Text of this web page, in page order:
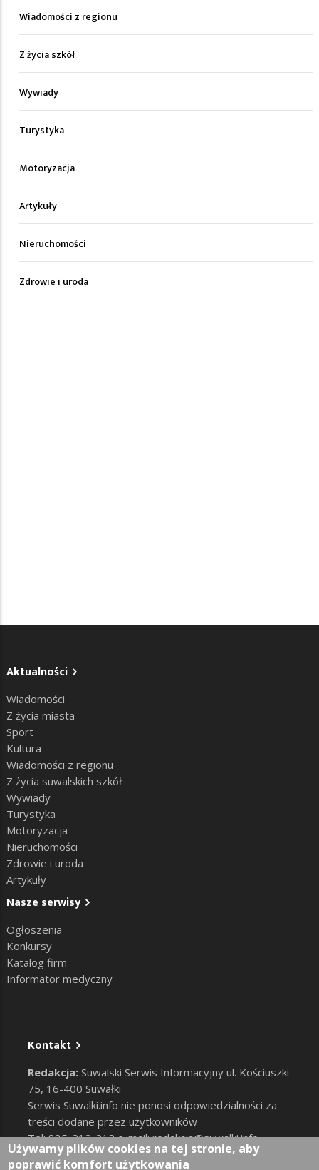
Wiadomości z regionu
Z życia szkół
Wywiady
Turystyka
Motoryzacja
Artykuły
Nieruchomości
Zdrowie i uroda
Aktualności
Wiadomości
Z życia miasta
Sport
Kultura
Wiadomości z regionu
Z życia suwalskich szkół
Wywiady
Turystyka
Motoryzacja
Nieruchomości
Zdrowie i uroda
Artykuły
Nasze serwisy
Ogłoszenia
Konkursy
Katalog firm
Informator medyczny
Kontakt
Redakcja: Suwalski Serwis Informacyjny ul. Kościuszki
75, 16-400 Suwałki
Serwis Suwalki.info nie ponosi odpowiedzialności za
treści dodane przez użytkowników
Tel: 885-212-212 e-mail:redakcja@suwalki.info,
reklama@suwalki.info
Używamy plików cookies na tej stronie, aby
poprawić komfort użytkowania